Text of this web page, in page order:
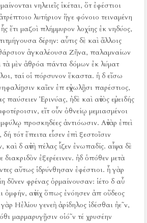
νηλειεῖς ἱκέται, ὅτ ἐφέστιοι
λυτήριον ἥγε φόνοιο τειναμένη
ἔτι μαζοὶ πλήμμυρον λοχίης ἐκ νηδύος,
δέρην: αὖτις δὲ καὶ ἄλλοις
ἀγκαλέουσα Ζῆνα, παλαμναίων
τὰ μὲν ἀθρόα πάντα δόμων ἐκ λύματ
ταί οἱ πόρσυνον ἕκαστα. ἡ δ εἴσω
καῖεν ἐπ εὐχωλῇσι παρέστιος,
Ἐρινύας, ἠδὲ καὶ αὐτὸς εὐμειδής
εἴτ οὖν ὀθνείῳ μεμιασμένοι
προσκηδέες ἀντιόωσιν. Αὐτὰρ ἐπεὶ
τότ ἔπειτα εἷσεν ἐπὶ ξεστοῖσιν
δ αὐτὴ πέλας ἷζεν ἐνωπαδίς. αἶψα δὲ
ἐξερέεινεν. ἠδ ὁπόθεν μετὰ
αὔτως ἱδρύνθησαν ἐφέστιοι. ἦ γὰρ
δῦνεν φρένας ὁρμαίνουσαν: ἱέτο δ αὖ
ὀμφήν, αὐτίχ ὅπως ἐνόησεν ἀπ οὔδεος
Ηἐλίου γενεὴ ἀρίδηλος ἰδέσθαι ἠε῀ν,
μαρμαρυγῇσιν οἱό῀ν τέ χρυσέην